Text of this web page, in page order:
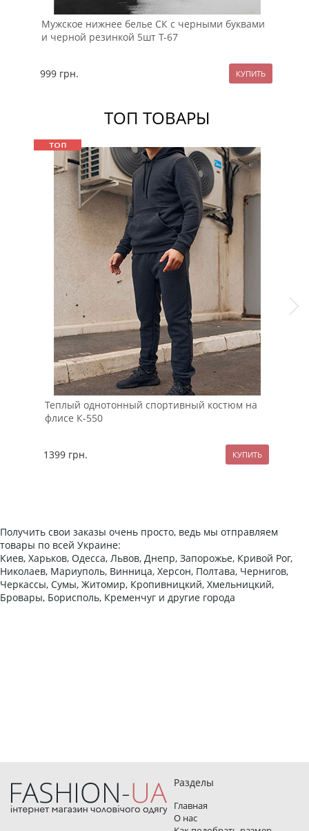
Мужское нижнее белье СК с черными буквами
и черной резинкой 5шт Т-67
999 грн.
ТОП ТОВАРЫ
Теплый однотонный спортивный костюм на
флисе К-550
1399 грн.
Получить свои заказы очень просто, ведь мы отправляем
товары по всей Украине:
Киев, Харьков, Одесса, Львов, Днепр, Запорожье, Кривой Рог,
Николаев, Мариуполь, Винница, Херсон, Полтава, Чернигов,
Черкассы, Сумы, Житомир, Кропивницкий, Хмельницкий,
Бровары, Борисполь, Кременчуг и другие города
Разделы
Главная
О нас